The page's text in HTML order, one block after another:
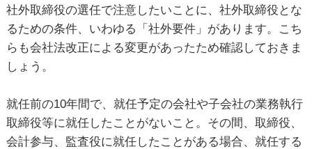
社外取締役の選任で注意したいことに、社外取締役とな
るための条件、いわゆる「社外要件」があります。こち
らも会社法改正による変更があったため確認しておきま
しょう。
就任前の10年間で、就任予定の会社や子会社の業務執行
取締役等に就任したことがないこと。その間、取締役、
会計参与、監査役に就任したことがある場合、就任する